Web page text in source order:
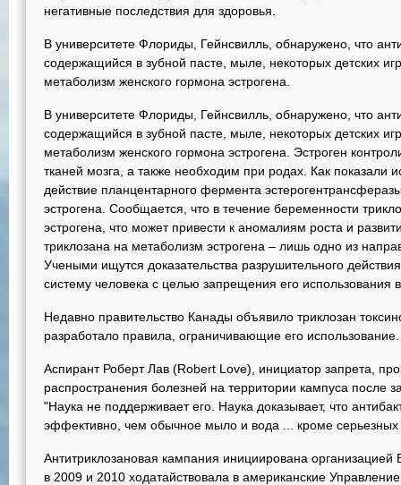
негативные последствия для здоровья.
В университете Флориды, Гейнсвилль, обнаружено, что
содержащийся в зубной пасте, мыле, некоторых детских
метаболизм женского гормона эстрогена.
В университете Флориды, Гейнсвилль, обнаружено, что
содержащийся в зубной пасте, мыле, некоторых детских
метаболизм женского гормона эстрогена. Эстроген
тканей мозга, а также необходим при родах. Как показали
действие планцентарного фермента
эстрогена. Сообщается, что в течение беременности
эстрогена, что может привести к аномалиям роста и
триклозана на метаболизм эстрогена – лишь одно из
Учеными ищутся доказательства разрушительного
систему человека с целью запрещения его использования
Недавно правительство Канады объявило триклозан
разработало правила, ограничивающие его использование.
Аспирант Роберт Лав (Robert Love), инициатор запрета,
распространения болезней на территории кампуса после
"Наука не поддерживает его. Наука доказывает, что
эффективно, чем обычное мыло и вода ... кроме серьезных
Антитриклозановая кампания инициирована организацией
в 2009 и 2010 ходатайствовала в американские